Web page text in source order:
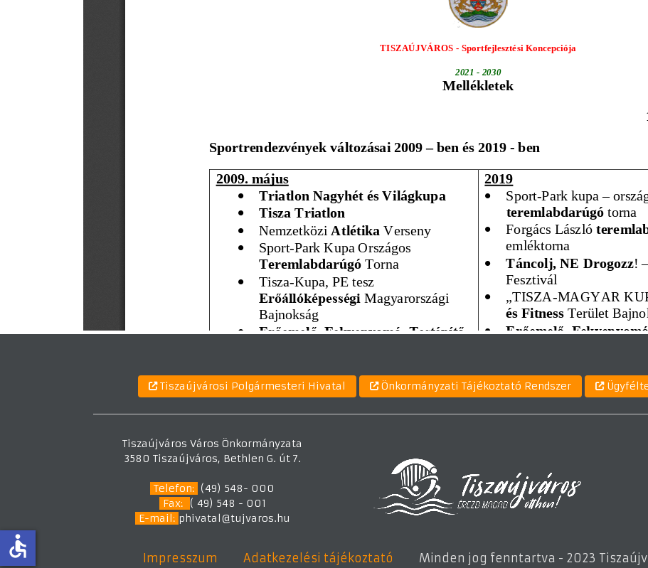
Tiszaújvárosi Polgármesteri Hivatal Önkormányzati Tájékoztató Rendszer
Tiszaújváros Város Önkormányzata
3580 Tiszaújváros, Bethlen G. út 7.
Telefon: (49) 548- 000
Fax: ( 49) 548 - 001
E-mail: phivatal@tujvaros.hu
Impresszum Adatkezelési tájékoztató Minden jog fenntartva - 2023
accessible